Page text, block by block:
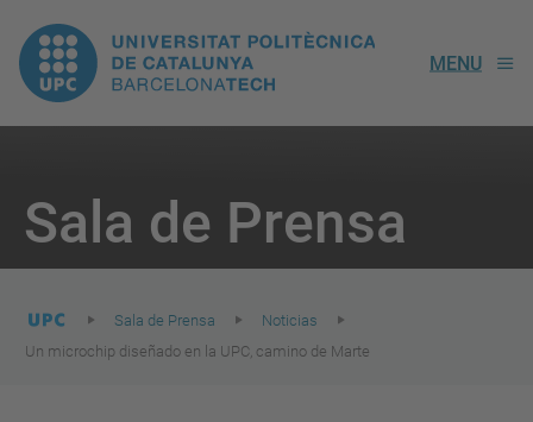
UPC.
Universitat
de
Catalunya
MENU
Sala de Prensa
here:
Sala de Prensa
Noticias
Un microchip diseñado en la UPC, camino de Marte